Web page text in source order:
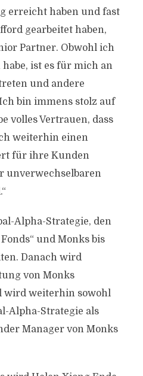
erreicht haben und fast
gearbeitet haben,
Partner. Obwohl ich
ist es für mich an
und andere
bin immens stolz auf
volles Vertrauen, dass
weiterhin einen
für ihre Kunden
unverwechselbaren
Alpha-Strategie, den
und Monks bis
Danach wird
von Monks
wird weiterhin sowohl
Alpha-Strategie als
Manager von Monks